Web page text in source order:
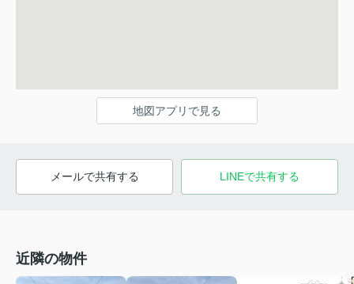
地図アプリで見る
メールで共有する LINEで共有する
近隣の物件